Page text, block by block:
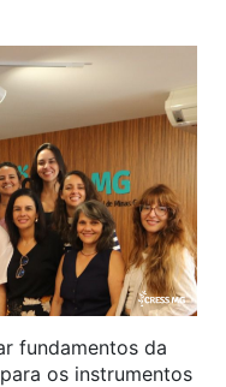
fundamentos da
os instrumentos